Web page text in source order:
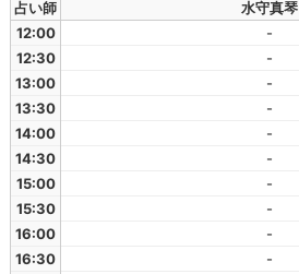
占い師
水守真琴
12:00
-
12:30
-
13:00
-
13:30
-
14:00
-
14:30
-
15:00
-
15:30
-
16:00
-
16:30
-